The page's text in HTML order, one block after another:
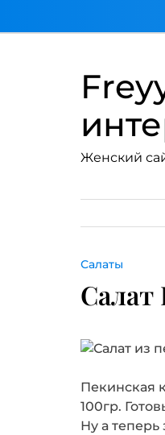
Женский
Салаты
Пекинская
100гр.
Ну а теперь